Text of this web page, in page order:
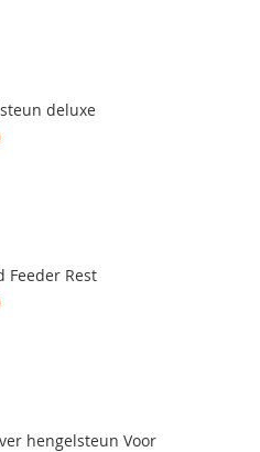
deluxe
Feeder Rest
hengelsteun Voor